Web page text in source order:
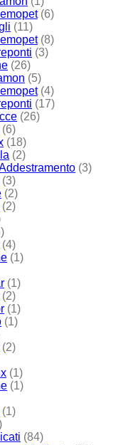
(6)
(11)
(8)
(3)
(26)
(5)
(4)
(17)
(26)
(6)
(18)
(2)
(3)
(3)
(2)
(2)
(4)
(1)
(1)
(2)
(1)
(1)
(2)
(1)
(1)
(1)
(84)